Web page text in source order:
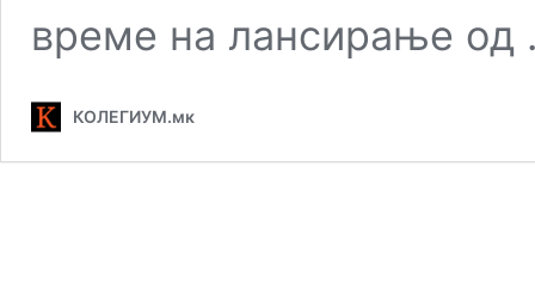
време на лансирање
КОЛЕГИУМ.мк